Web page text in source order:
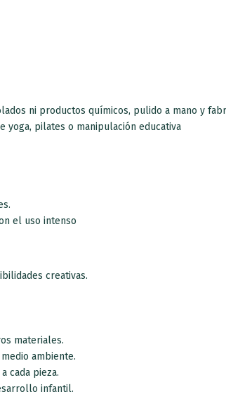
ni productos químicos, pulido a mano y
yoga, pilates o manipulación educativa
el uso intenso
creativas.
materiales.
ambiente.
cada pieza.
infantil.
No mostrar más